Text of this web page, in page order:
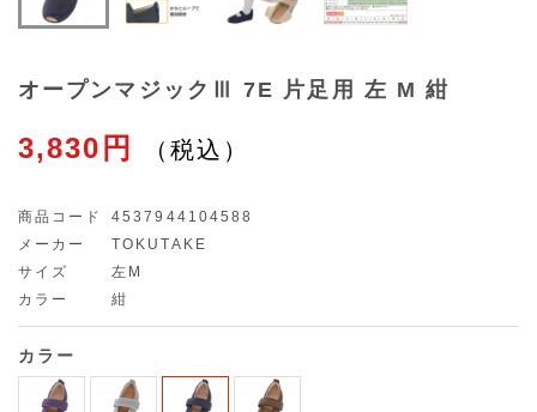
オープンマジックⅢ 7E 片足用 左 M 紺
3,830円
商品コード
4537944104588
メーカー
TOKUTAKE
サイズ
左M
カラー
紺
カラー